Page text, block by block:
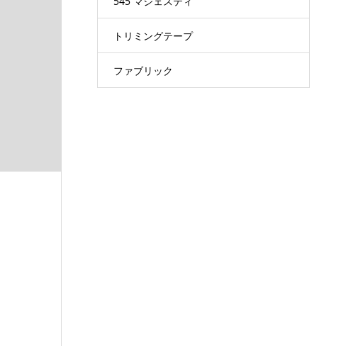
トリミングテープ
ファブリック